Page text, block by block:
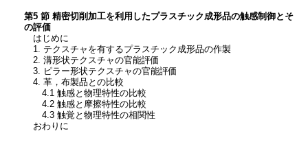
第5 節 精密切削加工を利用したプラスチック成形品の触感制御とそ
の評価
はじめに
1. テクスチャを有するプラスチック成形品の作製
2. 溝形状テクスチャの官能評価
3. ピラー形状テクスチャの官能評価
4. 革，布製品との比較
4.1 触感と物理特性の比較
4.2 触感と摩擦特性の比較
4.3 触覚と物理特性の相関性
おわりに